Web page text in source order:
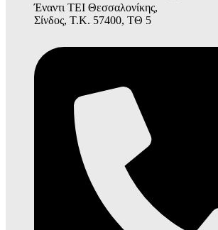
Έναντι ΤΕΙ Θεσσαλονίκης,
Σίνδος, Τ.Κ. 57400, ΤΘ 5